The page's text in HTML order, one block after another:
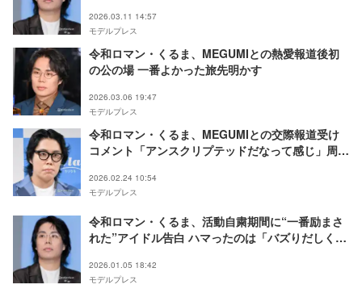
2026.03.11 14:57
モデルプレス
令和ロマン・くるま、MEGUMIとの熱愛報道後初
の公の場 一番よかった旅先明かす
2026.03.06 19:47
モデルプレス
令和ロマン・くるま、MEGUMIとの交際報道受け
コメント「アンスクリプテッドだなって感じ」周囲
2026.02.24 10:54
モデルプレス
令和ロマン・くるま、活動自粛期間に“一番励まさ
れた”アイドル告白 ハマったのは「バズりだしくら
2026.01.05 18:42
モデルプレス